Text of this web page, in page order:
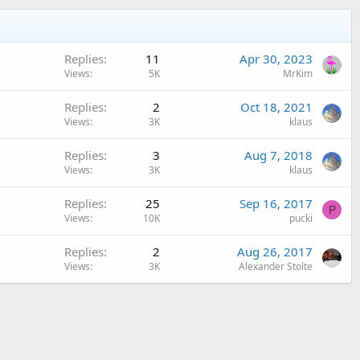
Replies 11
Views 5K
Apr 30, 2023
MrKim
Replies 2
Views 3K
Oct 18, 2021
klaus
Replies 3
Views 3K
Aug 7, 2018
klaus
Replies 25
Views 10K
Sep 16, 2017
pucki
P
Replies 2
Views 3K
Aug 26, 2017
Alexander Stolte